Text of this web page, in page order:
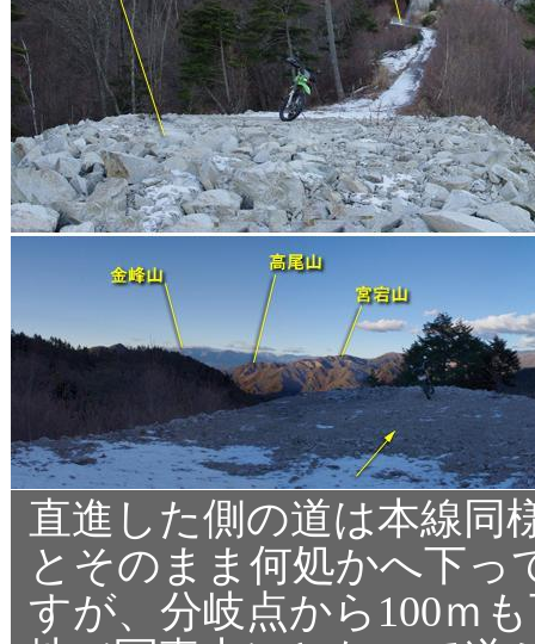
直進した側の道は本線同
とそのまま何処かへ下
すが、分岐点から100ｍ